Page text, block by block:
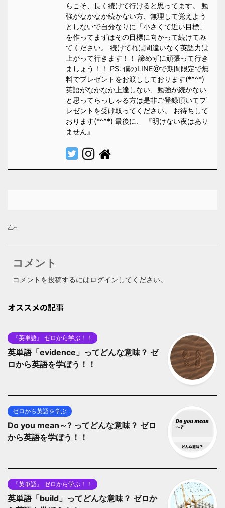
らこそ、長く続けて行けると思ってます。 勉
強がなかなか続かない方、無理して覚えよう
としないで自分なりに「小さくて近い目標」
を作ってまずはその目標に向かって続けてみ
てください。 続けてれば間違いなく英語力は
上がって行きます！！ 諦めずに頑張って行き
ましょう！！ PS. 僕のLINE@で期間限定で無
料でプレゼントをお渡ししております(*^^*)
英語がなかなか上達しない、勉強が続かない
と思ってらっしゃる方は是非ご登録頂いてプ
レゼントを受け取ってください。 お待ちして
おります(*^^*) 最後に、 『明けない夜はあり
ません』
-
コメント
コメントを投稿するにはログイン してください。
オススメの記事
『英単語』 ゼロから学ぶ！！
英単語「evidence」ってどんな意味？ ゼ
ロから英語を学ぼう！！
ゼロから英語を学ぶ
Do you mean～? ってどんな意味？ ゼロ
から英語を学ぼう！！
『英単語』 ゼロから学ぶ！！
英単語「build」ってどんな意味？ ゼロか